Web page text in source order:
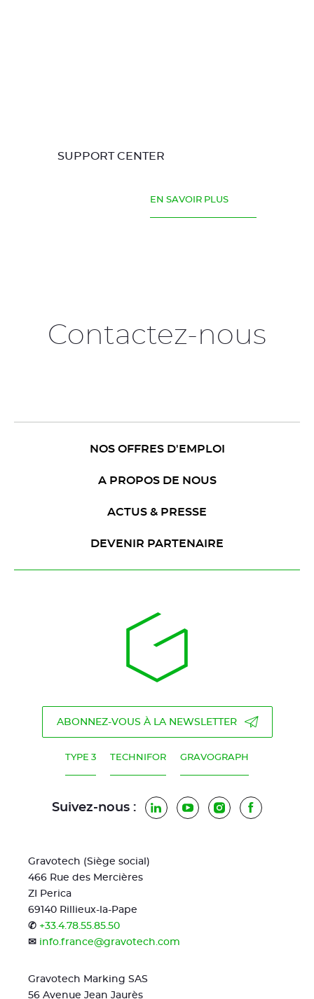
SUPPORT CENTER
EN SAVOIR PLUS
Contactez-nous
NOS OFFRES D'EMPLOI
A PROPOS DE NOUS
ACTUS & PRESSE
DEVENIR PARTENAIRE
ABONNEZ-VOUS À LA NEWSLETTER
TYPE 3 TECHNIFOR GRAVOGRAPH
Suivez-nous : LinkedInYouTubeInstagramFacebook
Gravotech (Siège social)
466 Rue des Mercières
ZI Perica
69140 Rillieux-la-Pape
✆ +33.4.78.55.85.50
✉ info.france@gravotech.com
Gravotech Marking SAS
56 Avenue Jean Jaurès